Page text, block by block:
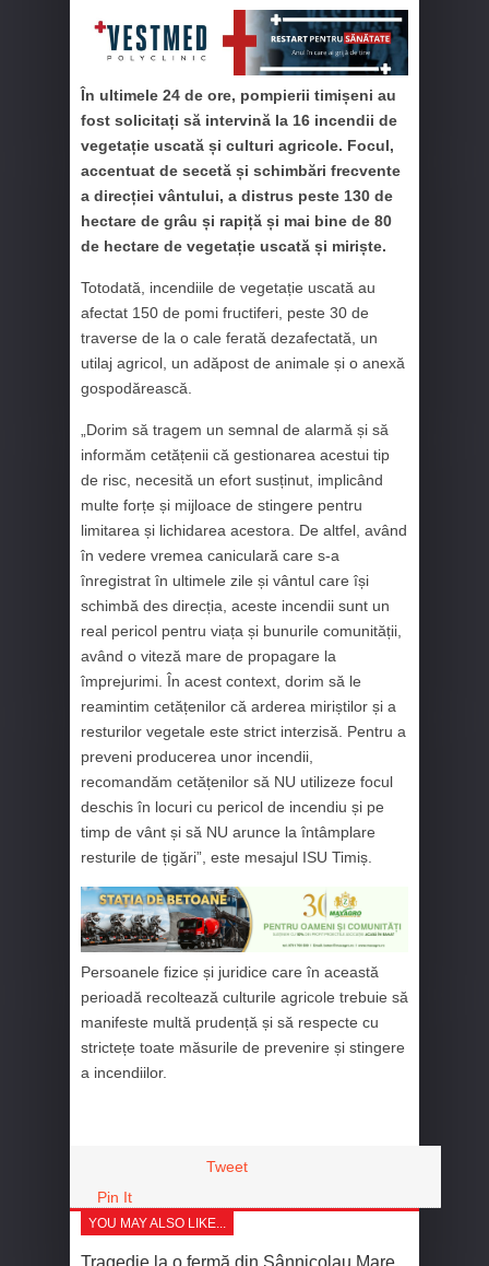
În ultimele 24 de ore, pompierii timișeni au
fost solicitați să intervină la 16 incendii de
vegetație uscată și culturi agricole. Focul,
accentuat de secetă și schimbări frecvente
a direcției vântului, a distrus peste 130 de
hectare de grâu și rapiță și mai bine de 80
de hectare de vegetație uscată și miriște.
Totodată, incendiile de vegetație uscată au
afectat 150 de pomi fructiferi, peste 30 de
traverse de la o cale ferată dezafectată, un
utilaj agricol, un adăpost de animale și o anexă
gospodărească.
„Dorim să tragem un semnal de alarmă și să
informăm cetățenii că gestionarea acestui tip
de risc, necesită un efort susținut, implicând
multe forțe și mijloace de stingere pentru
limitarea și lichidarea acestora. De altfel, având
în vedere vremea caniculară care s-a
înregistrat în ultimele zile și vântul care își
schimbă des direcția, aceste incendii sunt un
real pericol pentru viața și bunurile comunității,
având o viteză mare de propagare la
împrejurimi. În acest context, dorim să le
reamintim cetățenilor că arderea miriștilor și a
resturilor vegetale este strict interzisă. Pentru a
preveni producerea unor incendii,
recomandăm cetățenilor să NU utilizeze focul
deschis în locuri cu pericol de incendiu și pe
timp de vânt și să NU arunce la întâmplare
resturile de țigări”, este mesajul ISU Timiș.
Persoanele fizice și juridice care în această
perioadă recoltează culturile agricole trebuie să
manifeste multă prudență și să respecte cu
strictețe toate măsurile de prevenire și stingere
a incendiilor.
Tweet
Pin It
YOU MAY ALSO LIKE...
Tragedie la o fermă din Sânnicolau Mare.